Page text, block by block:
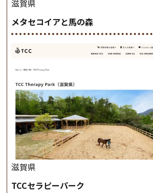
滋賀県
メタセコイアと馬の森
滋賀県
TCCセラピーパーク